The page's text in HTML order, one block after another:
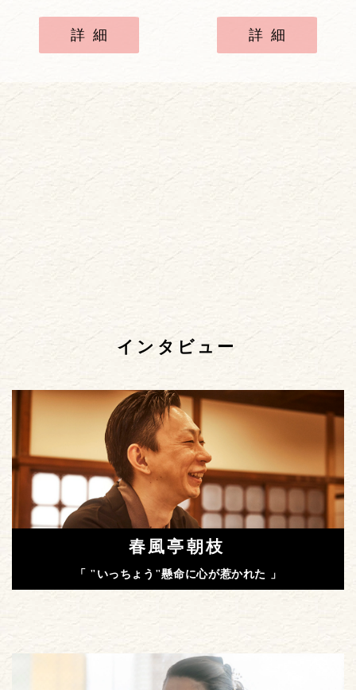
詳細 詳細
インタビュー
春風亭朝枝
「 "いっちょう"懸命に心が惹かれた 」